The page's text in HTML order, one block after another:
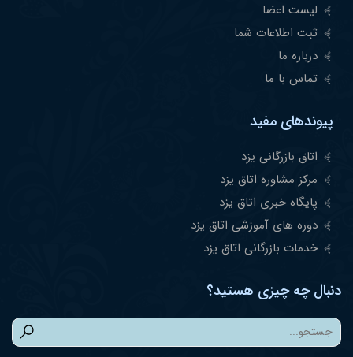
لیست اعضا
ثبت اطلاعات شما
درباره ما
تماس با ما
پیوندهای مفید
اتاق بازرگانی یزد
مرکز مشاوره اتاق یزد
پایگاه خبری اتاق یزد
دوره های آموزشی اتاق یزد
خدمات بازرگانی اتاق یزد
دنبال چه چیزی هستید؟